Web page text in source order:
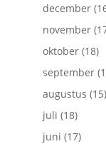
december
november
oktober(18)
september
augustus (15)
juli (18)
juni (17)